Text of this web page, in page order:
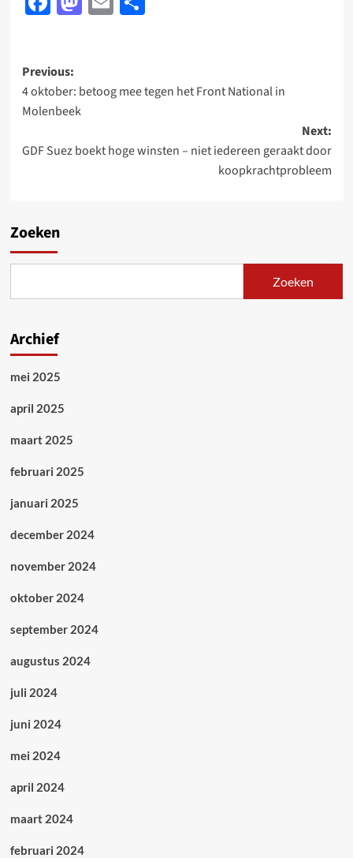
Post
navigation
Previous:
4 oktober: betoog mee tegen het Front National in
Molenbeek
Next:
GDF Suez boekt hoge winsten – niet iedereen geraakt door
koopkrachtprobleem
Zoeken
Zoeken
Archief
mei 2025
april 2025
maart 2025
februari 2025
januari 2025
december 2024
november 2024
oktober 2024
september 2024
augustus 2024
juli 2024
juni 2024
mei 2024
april 2024
maart 2024
februari 2024